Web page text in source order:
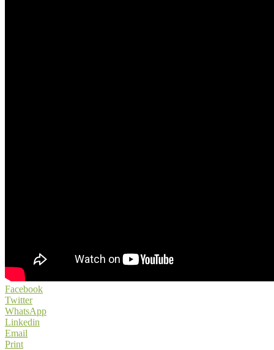
Facebook
Twitter
WhatsApp
Linkedin
Email
Print